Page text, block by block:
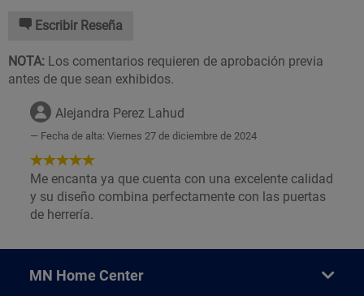
Escribir Reseña
NOTA: Los comentarios requieren de aprobación previa
antes de que sean exhibidos.
Alejandra Perez Lahud
Fecha de alta: Viernes 27 de diciembre de 2024
5
de
5
Estrellas!
Me encanta ya que cuenta con una excelente calidad
y su diseño combina perfectamente con las puertas
de herrería.
MN Home Center